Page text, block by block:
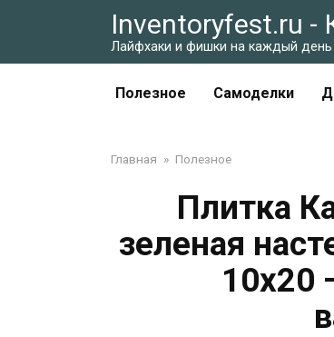
Inventoryfest.ru -
Лайфхаки и фишки на каждый день
Полезное Самоделки
Главная » Полезное
Плитка
зеленая
10х20